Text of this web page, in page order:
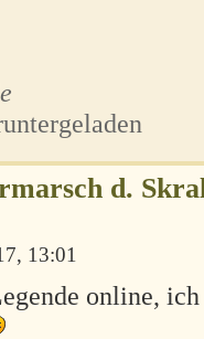
d.
13:01
online, ich